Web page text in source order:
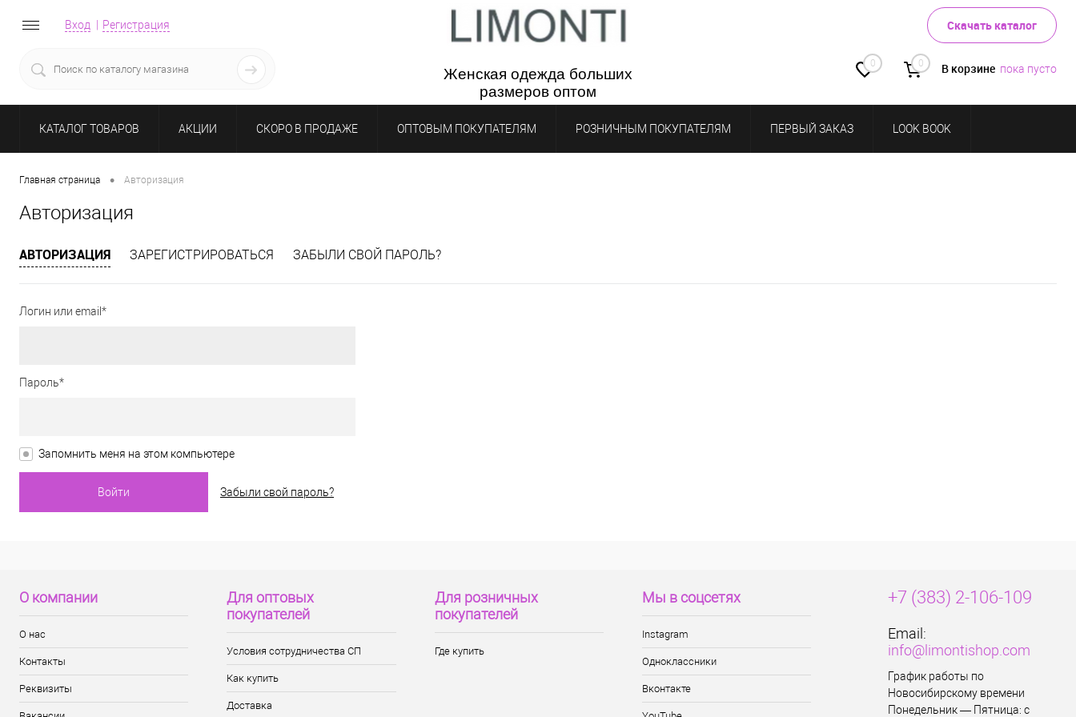
Вход Регистрация Скачать каталог
0 0 В корзине пока пусто
Женская одежда больших
размеров оптом
КАТАЛОГ ТОВАРОВ АКЦИИ СКОРО В ПРОДАЖЕ ОПТОВЫМ ПОКУПАТЕЛЯМ РОЗНИЧНЫМ ПОКУПАТЕЛЯМ ПЕРВЫЙ ЗАКАЗ LOOK BOOK
Главная страница • Авторизация
Авторизация
АВТОРИЗАЦИЯ ЗАРЕГИСТРИРОВАТЬСЯ ЗАБЫЛИ СВОЙ ПАРОЛЬ?
Логин или email*
Пароль*
Запомнить меня на этом компьютере
Забыли свой пароль?
О компании
О нас
Контакты
Реквизиты
Для оптовых
покупателей
Условия сотрудничества СП
Как купить
Доставка
Для розничных
покупателей
Где купить
Мы в соцсетях
Instagram
Одноклассники
Вконтакте
+7 (383) 2-106-109
Email:
info@limontishop.com
График работы по
Новосибирскому времени
Понедельник — Пятница: с